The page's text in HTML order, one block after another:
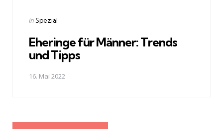
Posted
inSpezial
Eheringe für Männer: Trends
und Tipps
16. Mai 2022